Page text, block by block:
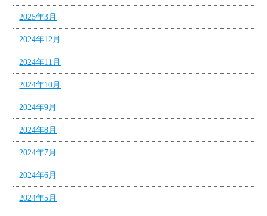
2025年3月
2024年12月
2024年11月
2024年10月
2024年9月
2024年8月
2024年7月
2024年6月
2024年5月